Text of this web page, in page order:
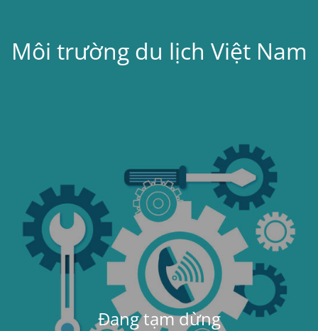
Môi trường du lịch Việt Nam
Đang tạm dừng